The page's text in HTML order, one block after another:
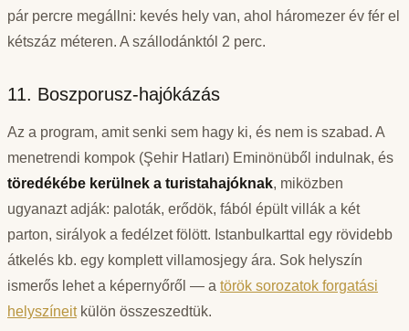
pár percre megállni: kevés hely van, ahol háromezer év fér el
kétszáz méteren. A szállodánktól 2 perc.
11. Boszporusz-hajókázás
Az a program, amit senki sem hagy ki, és nem is szabad. A
menetrendi kompok (Şehir Hatları) Eminönüből indulnak, és
töredékébe kerülnek a turistahajóknak, miközben
ugyanazt adják: paloták, erődök, fából épült villák a két
parton, sirályok a fedélzet fölött. Istanbulkarttal egy rövidebb
átkelés kb. egy komplett villamosjegy ára. Sok helyszín
ismerős lehet a képernyőről — a török sorozatok forgatási
helyszíneitkülön összeszedtük.